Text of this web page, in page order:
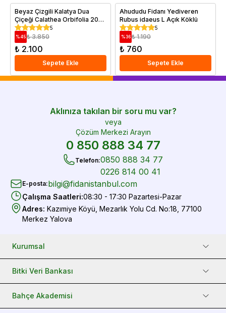
Beyaz Çizgili Kalatya Dua
Çiçeği Calathea Orbifolia 20
30 cm
5
%45 ₺ 3.850
₺ 2.100
Sepete Ekle
Ahududu Fidanı Yediveren
Rubus idaeus L Açık Köklü
5
%36 ₺ 1.190
₺ 760
Sepete Ekle
Aklınıza takılan bir soru mu var?
veya
Çözüm Merkezi Arayın
0 850 888 34 77
Telefon:0850 888 34 77
0226 814 00 41
E-posta:bilgi@fidanistanbul.com
Çalışma Saatleri:08:30 - 17:30 Pazartesi-Pazar
Adres: Kazımiye Köyü, Mezarlık Yolu Cd. No:18, 77100
Merkez Yalova
Kurumsal
Bitki Veri Bankası
Bahçe Akademisi